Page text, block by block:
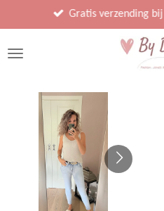
direct
naar
Gratis verzending